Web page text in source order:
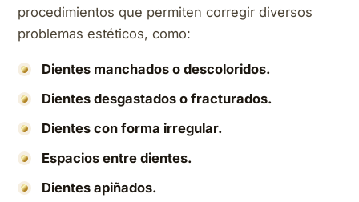
procedimientos que permiten corregir diversos
problemas estéticos, como:
Dientes manchados o descoloridos.
Dientes desgastados o fracturados.
Dientes con forma irregular.
Espacios entre dientes.
Dientes apiñados.